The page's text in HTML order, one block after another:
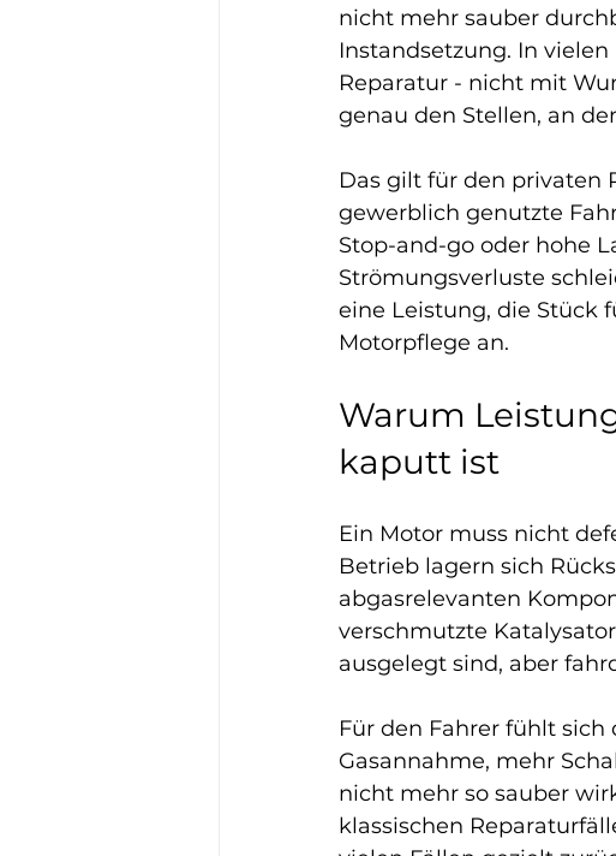
nicht mehr sauber
Instandsetzung. In
Reparatur - nicht mit
genau den Stellen, an
Das gilt für den privaten
gewerblich genutzte
Stop-and-go oder hohe
Strömungsverluste
eine Leistung, die Stück
Motorpflege an.
Warum
kaputt ist
Ein Motor muss nicht
Betrieb lagern sich
abgasrelevanten
verschmutzte
ausgelegt sind, aber
Für den Fahrer fühlt
Gasannahme, mehr
nicht mehr so sauber
klassischen